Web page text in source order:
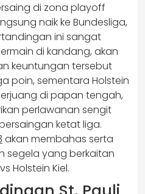
di zona playoff
naik ke Bundesliga,
ini sangat
di kandang, akan
keuntungan tersebut
poin, sementara Holstein
di papan tengah,
perlawanan sengit
ketat liga.
akan membahas serta
segela yang berkaitan
Holstein Kiel.